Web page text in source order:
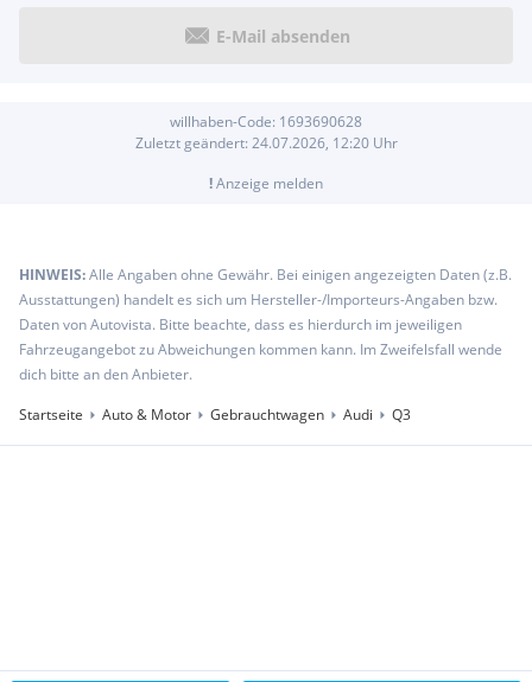
Dachhimmel in Schwarz
Ottopartikelfilter
Vordersitze manuell einstellbar
Geschwindigkeitsbegrenzungsanlage
Kopfstützen vorn
Audi virtual cockpit
Fußmatten vorn und hinten, aus Velours, in Schwarz
LED-Heckleuchten mit dynamischem Blinklicht
Pedalerie und Fußstütze in Edelstahl
RS Abgasanlage
E-Mail absenden
willhaben-Code: 1693690628
Zuletzt geändert: 24.07.2026, 12:20Uhr
!Anzeige melden
HINWEIS:Alle Angaben ohne Gewähr. Bei einigen angezeigten Daten (z.B.
Ausstattungen) handelt es sich um Hersteller-/Importeurs-Angaben bzw.
Daten von Autovista. Bitte beachte, dass es hierdurch im jeweiligen
Fahrzeugangebot zu Abweichungen kommen kann. Im Zweifelsfall wende
dich bitte an den Anbieter.
Startseite
Auto & Motor Gebrauchtwagen Audi Q3